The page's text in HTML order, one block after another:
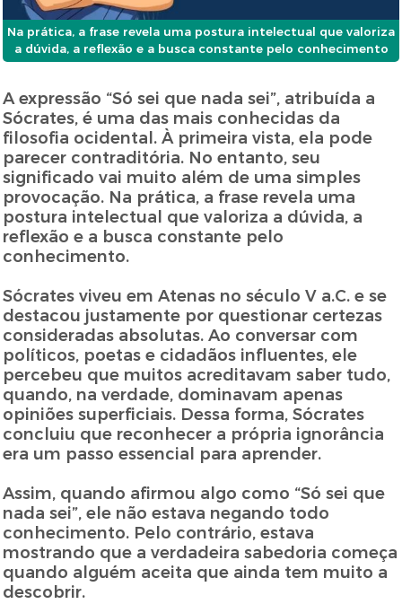
Na prática, a frase revela uma postura intelectual que valoriza
a dúvida, a reflexão e a busca constante pelo conhecimento
A expressão “Só sei que nada sei”, atribuída a
Sócrates, é uma das mais conhecidas da
filosofia ocidental. À primeira vista, ela pode
parecer contraditória. No entanto, seu
significado vai muito além de uma simples
provocação. Na prática, a frase revela uma
postura intelectual que valoriza a dúvida, a
reflexão e a busca constante pelo
conhecimento.
Sócrates viveu em Atenas no século V a.C. e se
destacou justamente por questionar certezas
consideradas absolutas. Ao conversar com
políticos, poetas e cidadãos influentes, ele
percebeu que muitos acreditavam saber tudo,
quando, na verdade, dominavam apenas
opiniões superficiais. Dessa forma, Sócrates
concluiu que reconhecer a própria ignorância
era um passo essencial para aprender.
Assim, quando afirmou algo como “Só sei que
nada sei”, ele não estava negando todo
conhecimento. Pelo contrário, estava
mostrando que a verdadeira sabedoria começa
quando alguém aceita que ainda tem muito a
descobrir.